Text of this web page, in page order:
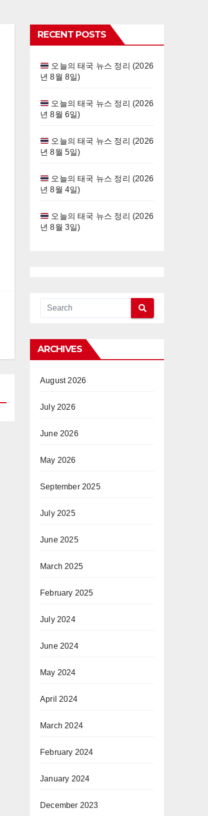
RECENT POSTS
오늘의 태국 뉴스 정리 (2026
년 8월 8일)
오늘의 태국 뉴스 정리 (2026
년 8월 6일)
오늘의 태국 뉴스 정리 (2026
년 8월 5일)
오늘의 태국 뉴스 정리 (2026
년 8월 4일)
오늘의 태국 뉴스 정리 (2026
년 8월 3일)
ARCHIVES
August 2026
July 2026
June 2026
May 2026
September 2025
July 2025
June 2025
March 2025
February 2025
July 2024
June 2024
May 2024
April 2024
March 2024
February 2024
January 2024
December 2023